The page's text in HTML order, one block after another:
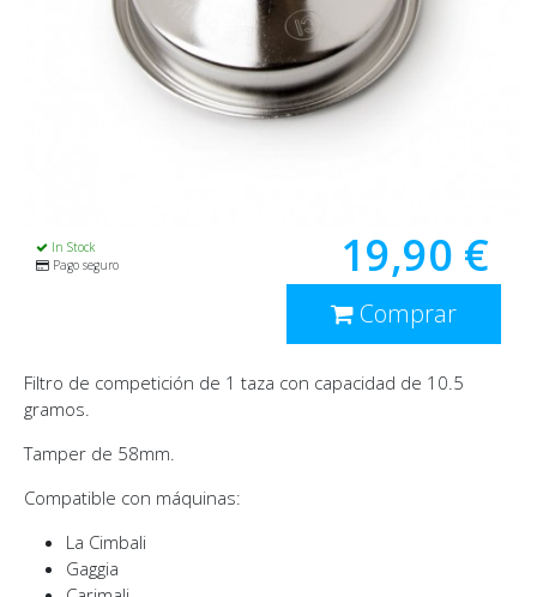
In Stock
Pago seguro
19,90 €
Comprar
Filtro de competición de 1 taza con capacidad de 10.5
gramos.
Tamper de 58mm.
Compatible con máquinas:
La Cimbali
Gaggia